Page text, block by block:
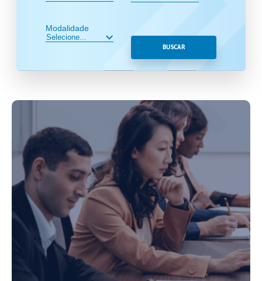
Modalidade
BUSCAR